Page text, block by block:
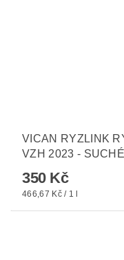
VICAN RYZLINK
VZH 2023 - SUCHÉ
350 Kč
466,67 Kč / 1 l